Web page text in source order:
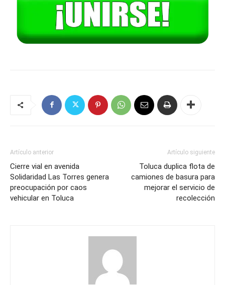
Artículo anterior
Cierre vial en avenida
Solidaridad Las Torres genera
preocupación por caos
vehicular en Toluca
Artículo siguiente
Toluca duplica flota de
camiones de basura para
mejorar el servicio de
recolección